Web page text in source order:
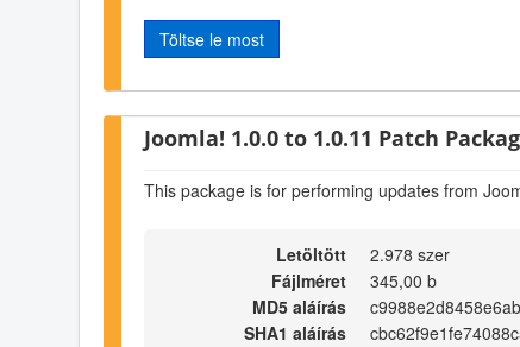
Töltse le most
Joomla! 1.0.0 to 1.0.11 Patch
This package is for performing updates from
Letöltött
2.978 szer
Fájlméret
345,00 b
MD5 aláírás
SHA1 aláírás